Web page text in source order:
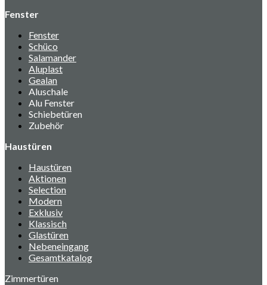
Fenster
Fenster
Schüco
Salamander
Aluplast
Gealan
Aluschale
Alu Fenster
Schiebetüren
Zubehör
Haustüren
Haustüren
Aktionen
Selection
Modern
Exklusiv
Klassisch
Glastüren
Nebeneingang
Gesamtkatalog
Zimmertüren